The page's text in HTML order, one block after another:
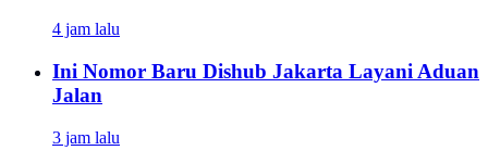
4 jam lalu
Ini Nomor Baru Dishub Jakarta Layani Aduan
Jalan
3 jam lalu